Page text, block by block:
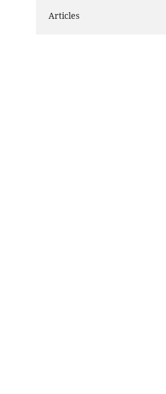
Articles